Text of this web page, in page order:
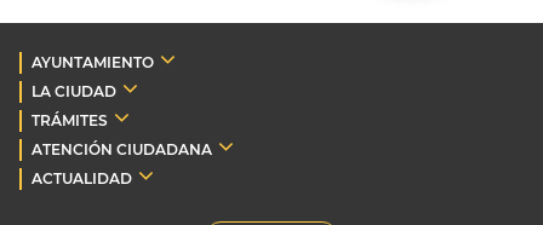
AYUNTAMIENTO
LA CIUDAD
TRÁMITES
ATENCIÓN CIUDADANA
ACTUALIDAD